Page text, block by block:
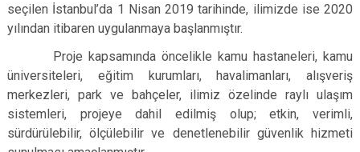
seçilen İstanbul’da 1 Nisan 2019 tarihinde, ilimizde ise 2020
yılından itibaren uygulanmaya başlanmıştır.
Proje kapsamında öncelikle kamu hastaneleri, kamu
üniversiteleri, eğitim kurumları, havalimanları, alışveriş
merkezleri, park ve bahçeler, ilimiz özelinde raylı ulaşım
sistemleri, projeye dahil edilmiş olup; etkin, verimli,
sürdürülebilir, ölçülebilir ve denetlenebilir güvenlik hizmeti